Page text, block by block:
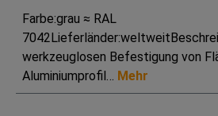
Farbe:grau ≈ RAL
werkzeuglosen Befestigung von
Aluminiumprofil… Mehr